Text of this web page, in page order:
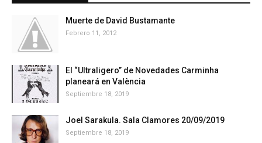
Muerte de David Bustamante
Febrero 11, 2012
El “Ultraligero” de Novedades Carminha
planeará en València
Septiembre 18, 2019
Joel Sarakula. Sala Clamores 20/09/2019
Septiembre 18, 2019